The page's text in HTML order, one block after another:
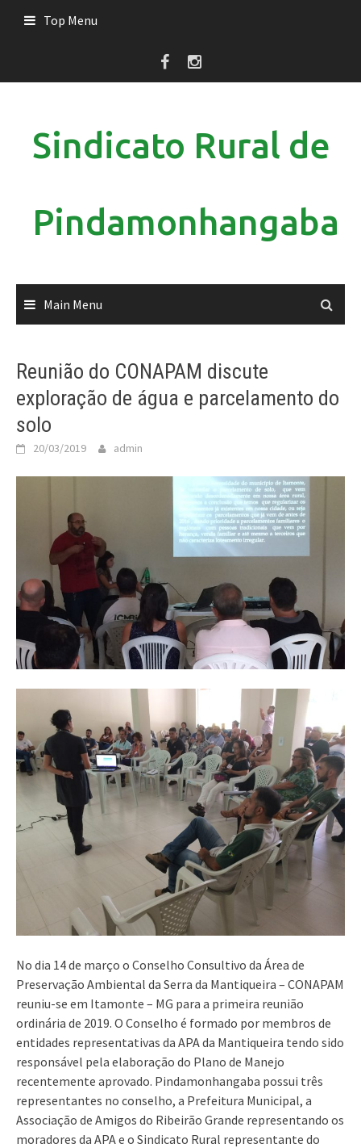
Top Menu
Sindicato Rural de
Pindamonhangaba
Main Menu
Reunião do CONAPAM discute
exploração de água e parcelamento do
solo
20/03/2019 admin
No dia 14 de março o Conselho Consultivo da Área de
Preservação Ambiental da Serra da Mantiqueira – CONAPAM
reuniu-se em Itamonte – MG para a primeira reunião
ordinária de 2019. O Conselho é formado por membros de
entidades representativas da APA da Mantiqueira tendo sido
responsável pela elaboração do Plano de Manejo
recentemente aprovado. Pindamonhangaba possui três
representantes no conselho, a Prefeitura Municipal, a
Associação de Amigos do Ribeirão Grande representando os
moradores da APA e o Sindicato Rural representante do